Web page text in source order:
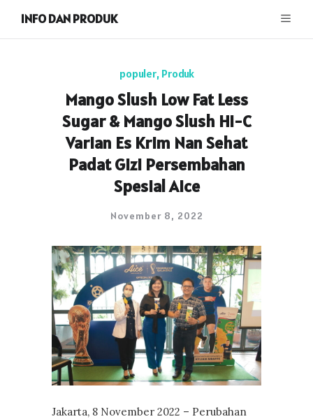
INFO DAN PRODUK
populer, Produk
Mango Slush Low Fat Less
Sugar & Mango Slush Hi-C
Varian Es Krim Nan Sehat
Padat Gizi Persembahan
Spesial Aice
November 8, 2022
Jakarta, 8 November 2022 – Perubahan